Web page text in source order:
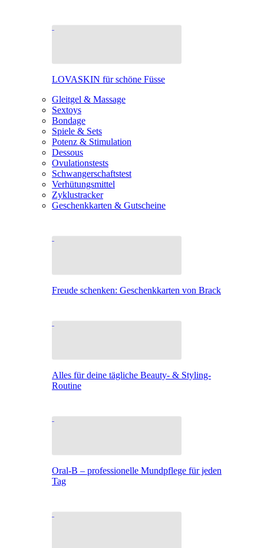
LOVASKIN für schöne Füsse
Gleitgel & Massage
Sextoys
Bondage
Spiele & Sets
Potenz & Stimulation
Dessous
Ovulationstests
Schwangerschaftstest
Verhütungsmittel
Zyklustracker
Geschenkkarten & Gutscheine
Freude schenken: Geschenkkarten von Brack
Alles für deine tägliche Beauty- & Styling-
Routine
Oral-B – professionelle Mundpflege für jeden
Tag